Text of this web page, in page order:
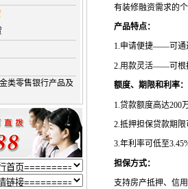
类零售银行产品及
有装修融资需求的
产品特点：
1.申请便捷——可通
2. 用款灵活——可根
额度、期限和利率：
1. 贷款额度高达200
2.抵押担保贷款期限
3.年利率可低至
担保方式：
支持房产抵押、信